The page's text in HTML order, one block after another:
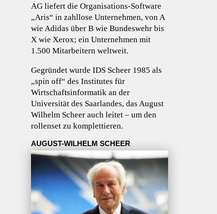
AG liefert die Organisations-Software
„Aris“ in zahllose Unternehmen, von A
wie Adidas über B wie Bundeswehr bis
X wie Xerox; ein Unternehmen mit
1.500 Mitarbeitern weltweit.
Gegründet wurde IDS Scheer 1985 als
„spin off“ des Institutes für
Wirtschaftsinformatik an der
Universität des Saarlandes, das August
Wilhelm Scheer auch leitet – um den
rollenset zu komplettieren.
AUGUST-WILHELM SCHEER